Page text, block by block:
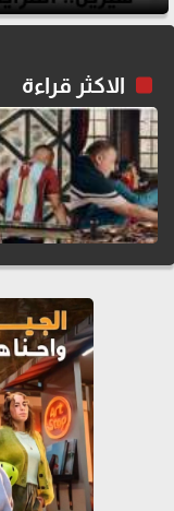
الاكثر قراءة